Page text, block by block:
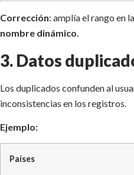
Corrección: amplía el rango en
nombre dinámico.
3. Datos
Los duplicados confunden al
inconsistencias en los registros.
Ejemplo:
Países